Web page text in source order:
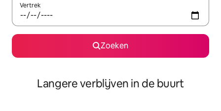
Vertrek
Zoeken
Langere verblijven in de buurt